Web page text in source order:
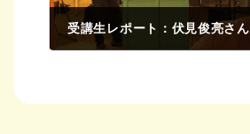
受講生レポート：伏見俊亮さん